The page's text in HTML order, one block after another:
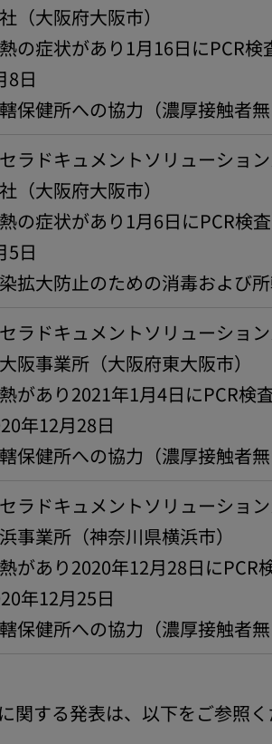
府大阪市）
症状があり1月16日にPCR検
8日
保健所への協力（濃厚接触者無
ドキュメントソリューション
府大阪市）
症状があり1月6日にPCR検査
5日
拡大防止のための消毒および
ドキュメントソリューション
所（大阪府東大阪市）
あり2021年1月4日にPCR検
年12月28日
保健所への協力（濃厚接触者無
ドキュメントソリューション
（神奈川県横浜市）
あり2020年12月28日にPCR
年12月25日
保健所への協力（濃厚接触者無
する発表は、以下をご参照く